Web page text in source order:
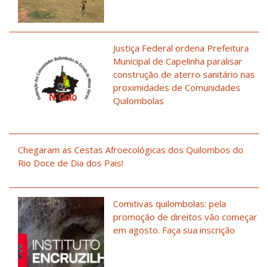
Justiça Federal ordena Prefeitura
Municipal de Capelinha paralisar
construção de aterro sanitário nas
proximidades de Comunidades
Quilombolas
Chegaram as Cestas Afroecológicas dos Quilombos do
Rio Doce de Dia dos Pais!
Comitivas quilombolas: pela
promoção de direitos vão começar
em agosto. Faça sua inscrição